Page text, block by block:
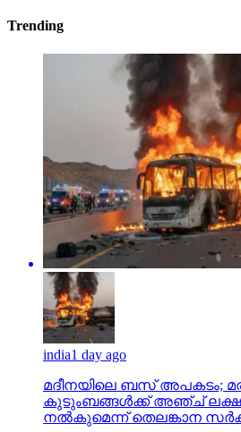
Trending
india1 day ago
മദീനയിലെ ബസ് അപകടം;
കുടുംബങ്ങള്‍ക്ക് അഞ്ച്
നല്‍കുമെന്ന് തെലങ്കാന